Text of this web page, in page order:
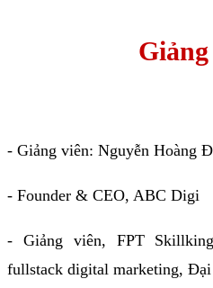
- Giảng viên: Nguyễn Hoàng
- Founder & CEO, ABC Digi
- Giảng viên, FPT
fullstack digital marketing,